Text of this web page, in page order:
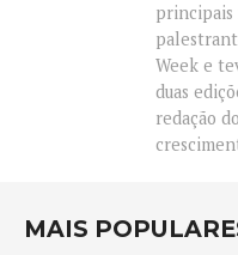
principais
Week e
duas
redação
MAIS